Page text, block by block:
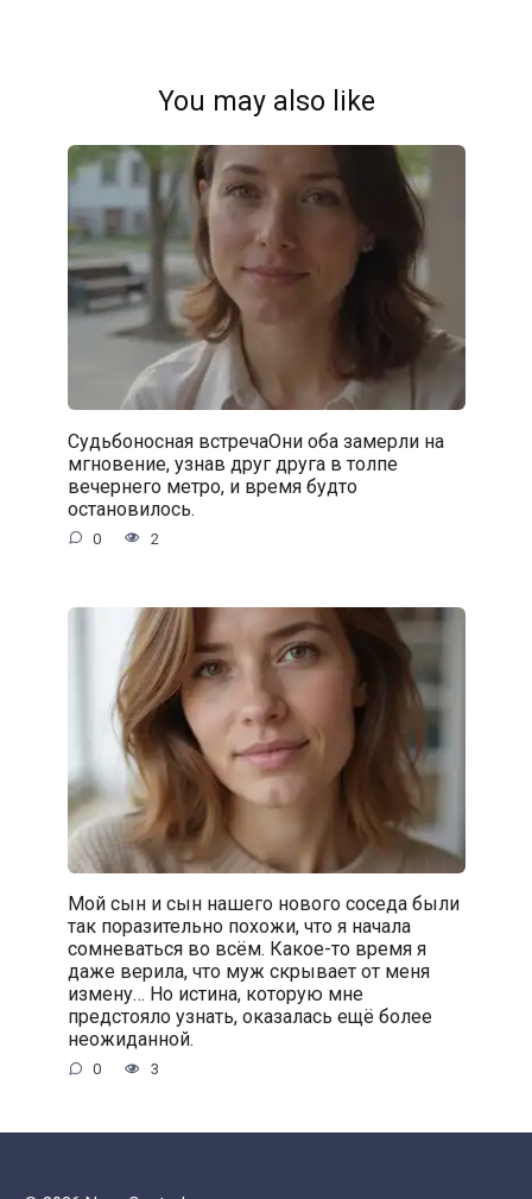
You may also like
Судьбоносная встречаОни оба замерли на
мгновение, узнав друг друга в толпе
вечернего метро, и время будто
остановилось.
0 2
Мой сын и сын нашего нового соседа были
так поразительно похожи, что я начала
сомневаться во всём. Какое-то время я
даже верила, что муж скрывает от меня
измену… Но истина, которую мне
предстояло узнать, оказалась ещё более
неожиданной.
0 3